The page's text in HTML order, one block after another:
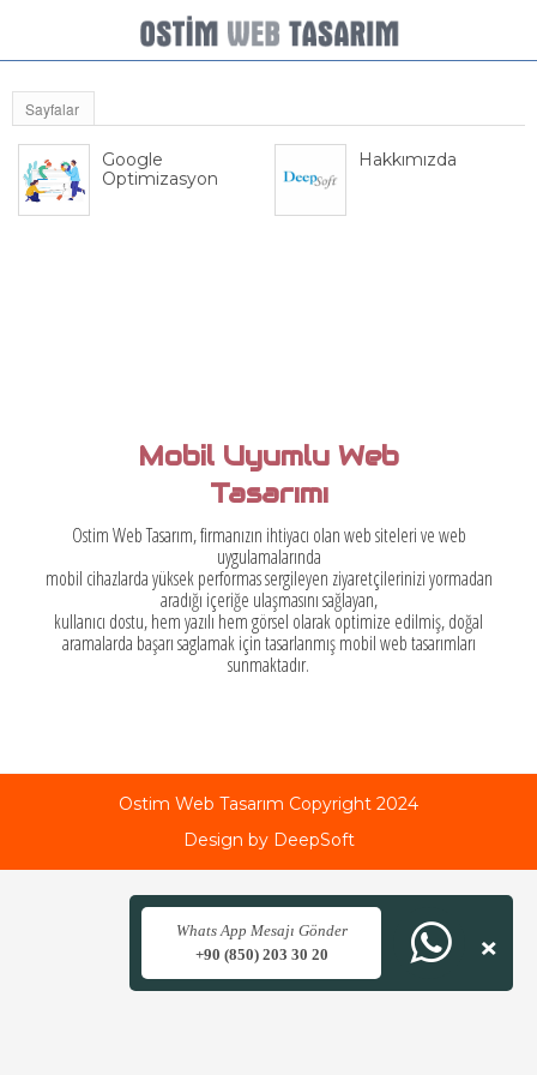
Sayfalar
Google
Optimizasyon
Hakkımızda
Mobil Uyumlu Web
Tasarımı
Ostim Web Tasarım, firmanızın ihtiyacı olan web siteleri ve web
uygulamalarında
mobil cihazlarda yüksek performas sergileyen ziyaretçilerinizi yormadan
aradığı içeriğe ulaşmasını sağlayan,
kullanıcı dostu, hem yazılı hem görsel olarak optimize edilmiş, doğal
aramalarda başarı saglamak için tasarlanmış mobil web tasarımları
sunmaktadır.
Ostim Web Tasarım Copyright 2024
Design by DeepSoft
Whats App Mesajı Gönder
+90 (850) 203 30 20
×